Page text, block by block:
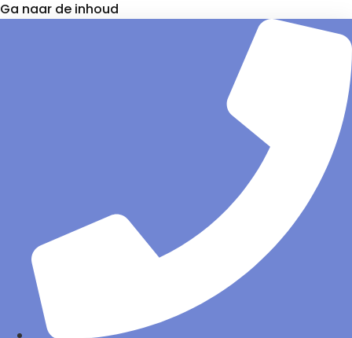
Ga naar de inhoud